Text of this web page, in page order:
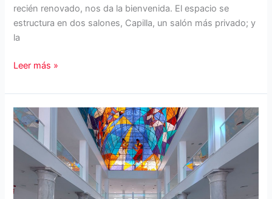
recién renovado, nos da la bienvenida. El espacio se
estructura en dos salones, Capilla, un salón más privado; y
la
Palacio
Cibeles:
Colección
Cibeles
Leer más »